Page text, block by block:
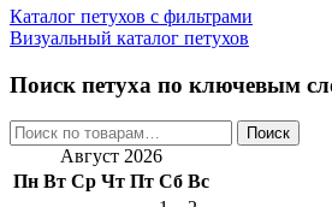
Каталог петухов с фильтрами
Визуальный каталог петухов
Поиск петуха по ключевым
Искать: Поиск
Август 2026
Пн Вт Ср Чт Пт Сб Вс